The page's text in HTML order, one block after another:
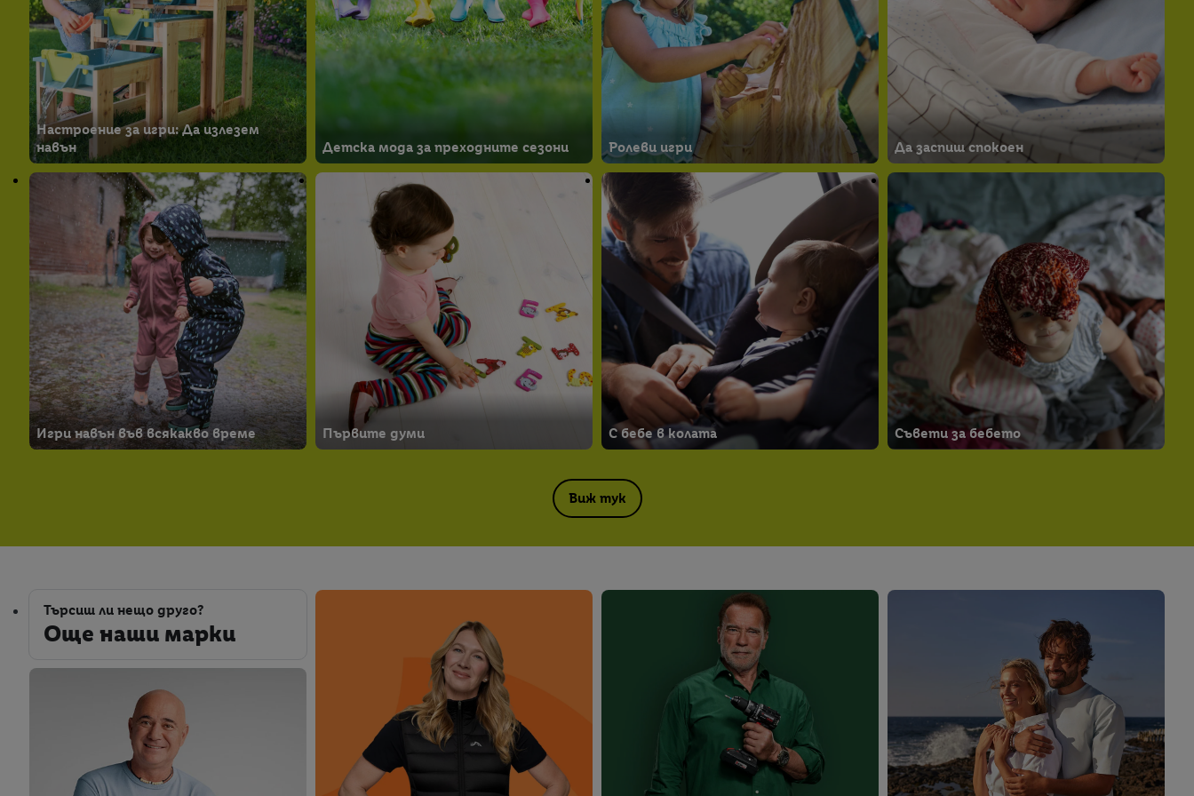
Настроение за игри: Да излезем
навън
Детска мода за преходните сезони Ролеви игри Да заспиш спокоен
Игри навън във всякакво време Първите думи С бебе в колата Съвети за бебето
Виж тук
Търсиш ли нещо друго?
Още наши марки
Още наши марки